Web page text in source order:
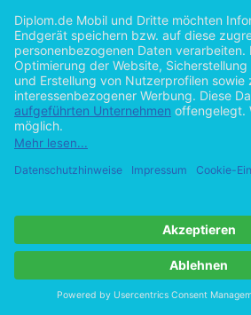
Hilfe/FAQ
Impressum
Datenschutz
AGB
Vertrag widerrufen
Zur Desktop-Version
Copyright ©Imprint in der Bedey &
byOpen Publishing